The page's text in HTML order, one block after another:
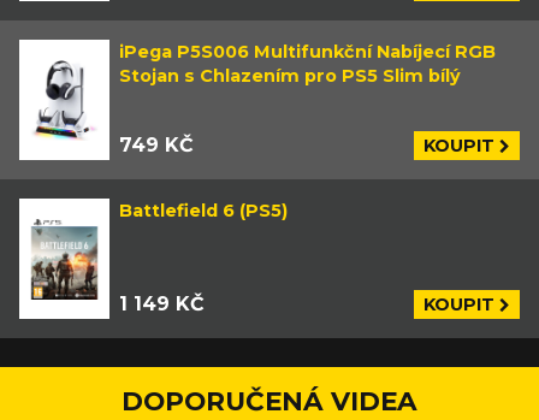
iPega P5S006 Multifunkční Nabíjecí RGB
Stojan s Chlazením pro PS5 Slim bílý
749 KČ KOUPIT
Battlefield 6 (PS5)
1 149 KČ KOUPIT
DOPORUČENÁ VIDEA